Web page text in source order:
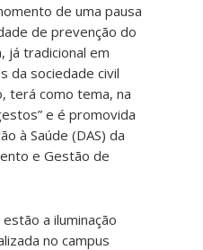
de uma pausa
de prevenção do
já tradicional em
da sociedade civil
terá como tema, na
e é promovida
à Saúde (DAS) da
e Gestão de
a iluminação
no campus